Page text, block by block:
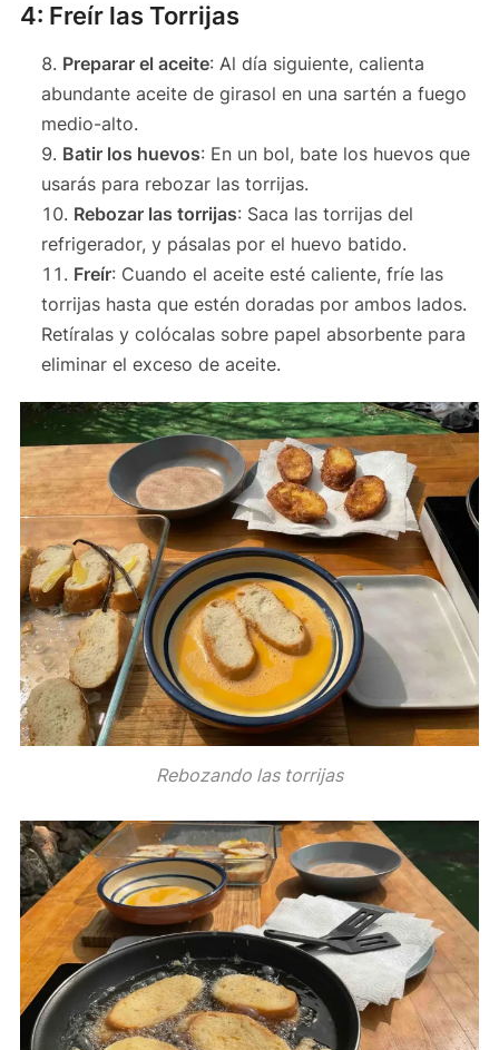
4: Freír las Torrijas
Preparar el aceite: Al día siguiente, calienta
abundante aceite de girasol en una sartén a fuego
medio-alto.
Batir los huevos: En un bol, bate los huevos que
usarás para rebozar las torrijas.
Rebozar las torrijas: Saca las torrijas del
refrigerador, y pásalas por el huevo batido.
Freír: Cuando el aceite esté caliente, fríe las
torrijas hasta que estén doradas por ambos lados.
Retíralas y colócalas sobre papel absorbente para
eliminar el exceso de aceite.
Rebozando las torrijas